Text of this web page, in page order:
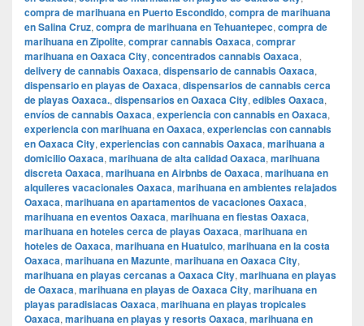
compra de marihuana en Puerto Escondido, compra de marihuana
en Salina Cruz, compra de marihuana en Tehuantepec, compra de
marihuana en Zipolite, comprar cannabis Oaxaca, comprar
marihuana en Oaxaca City, concentrados cannabis Oaxaca,
delivery de cannabis Oaxaca, dispensario de cannabis Oaxaca,
dispensario en playas de Oaxaca, dispensarios de cannabis cerca
de playas Oaxaca., dispensarios en Oaxaca City, edibles Oaxaca,
envíos de cannabis Oaxaca, experiencia con cannabis en Oaxaca,
experiencia con marihuana en Oaxaca, experiencias con cannabis
en Oaxaca City, experiencias con cannabis Oaxaca, marihuana a
domicilio Oaxaca, marihuana de alta calidad Oaxaca, marihuana
discreta Oaxaca, marihuana en Airbnbs de Oaxaca, marihuana en
alquileres vacacionales Oaxaca, marihuana en ambientes relajados
Oaxaca, marihuana en apartamentos de vacaciones Oaxaca,
marihuana en eventos Oaxaca, marihuana en fiestas Oaxaca,
marihuana en hoteles cerca de playas Oaxaca, marihuana en
hoteles de Oaxaca, marihuana en Huatulco, marihuana en la costa
Oaxaca, marihuana en Mazunte, marihuana en Oaxaca City,
marihuana en playas cercanas a Oaxaca City, marihuana en playas
de Oaxaca, marihuana en playas de Oaxaca City, marihuana en
playas paradisiacas Oaxaca, marihuana en playas tropicales
Oaxaca, marihuana en playas y resorts Oaxaca, marihuana en